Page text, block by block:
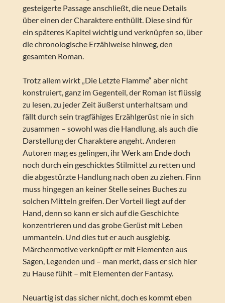
gesteigerte Passage anschließt, die neue Details
über einen der Charaktere enthüllt. Diese sind für
ein späteres Kapitel wichtig und verknüpfen so, über
die chronologische Erzählweise hinweg, den
gesamten Roman.
Trotz allem wirkt „Die Letzte Flamme“ aber nicht
konstruiert, ganz im Gegenteil, der Roman ist flüssig
zu lesen, zu jeder Zeit äußerst unterhaltsam und
fällt durch sein tragfähiges Erzählgerüst nie in sich
zusammen – sowohl was die Handlung, als auch die
Darstellung der Charaktere angeht. Anderen
Autoren mag es gelingen, ihr Werk am Ende doch
noch durch ein geschicktes Stilmittel zu retten und
die abgestürzte Handlung nach oben zu ziehen. Finn
muss hingegen an keiner Stelle seines Buches zu
solchen Mitteln greifen. Der Vorteil liegt auf der
Hand, denn so kann er sich auf die Geschichte
konzentrieren und das grobe Gerüst mit Leben
ummanteln. Und dies tut er auch ausgiebig.
Märchenmotive verknüpft er mit Elementen aus
Sagen, Legenden und – man merkt, dass er sich hier
zu Hause fühlt – mit Elementen der Fantasy.
Neuartig ist das sicher nicht, doch es kommt eben